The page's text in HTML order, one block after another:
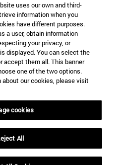
uses our own and third-
information when you
have different purposes.
a user, obtain information
your privacy, or
displayed. You can select the
accept them all. This banner
one of the two options.
our cookies, please visit
cookies
All